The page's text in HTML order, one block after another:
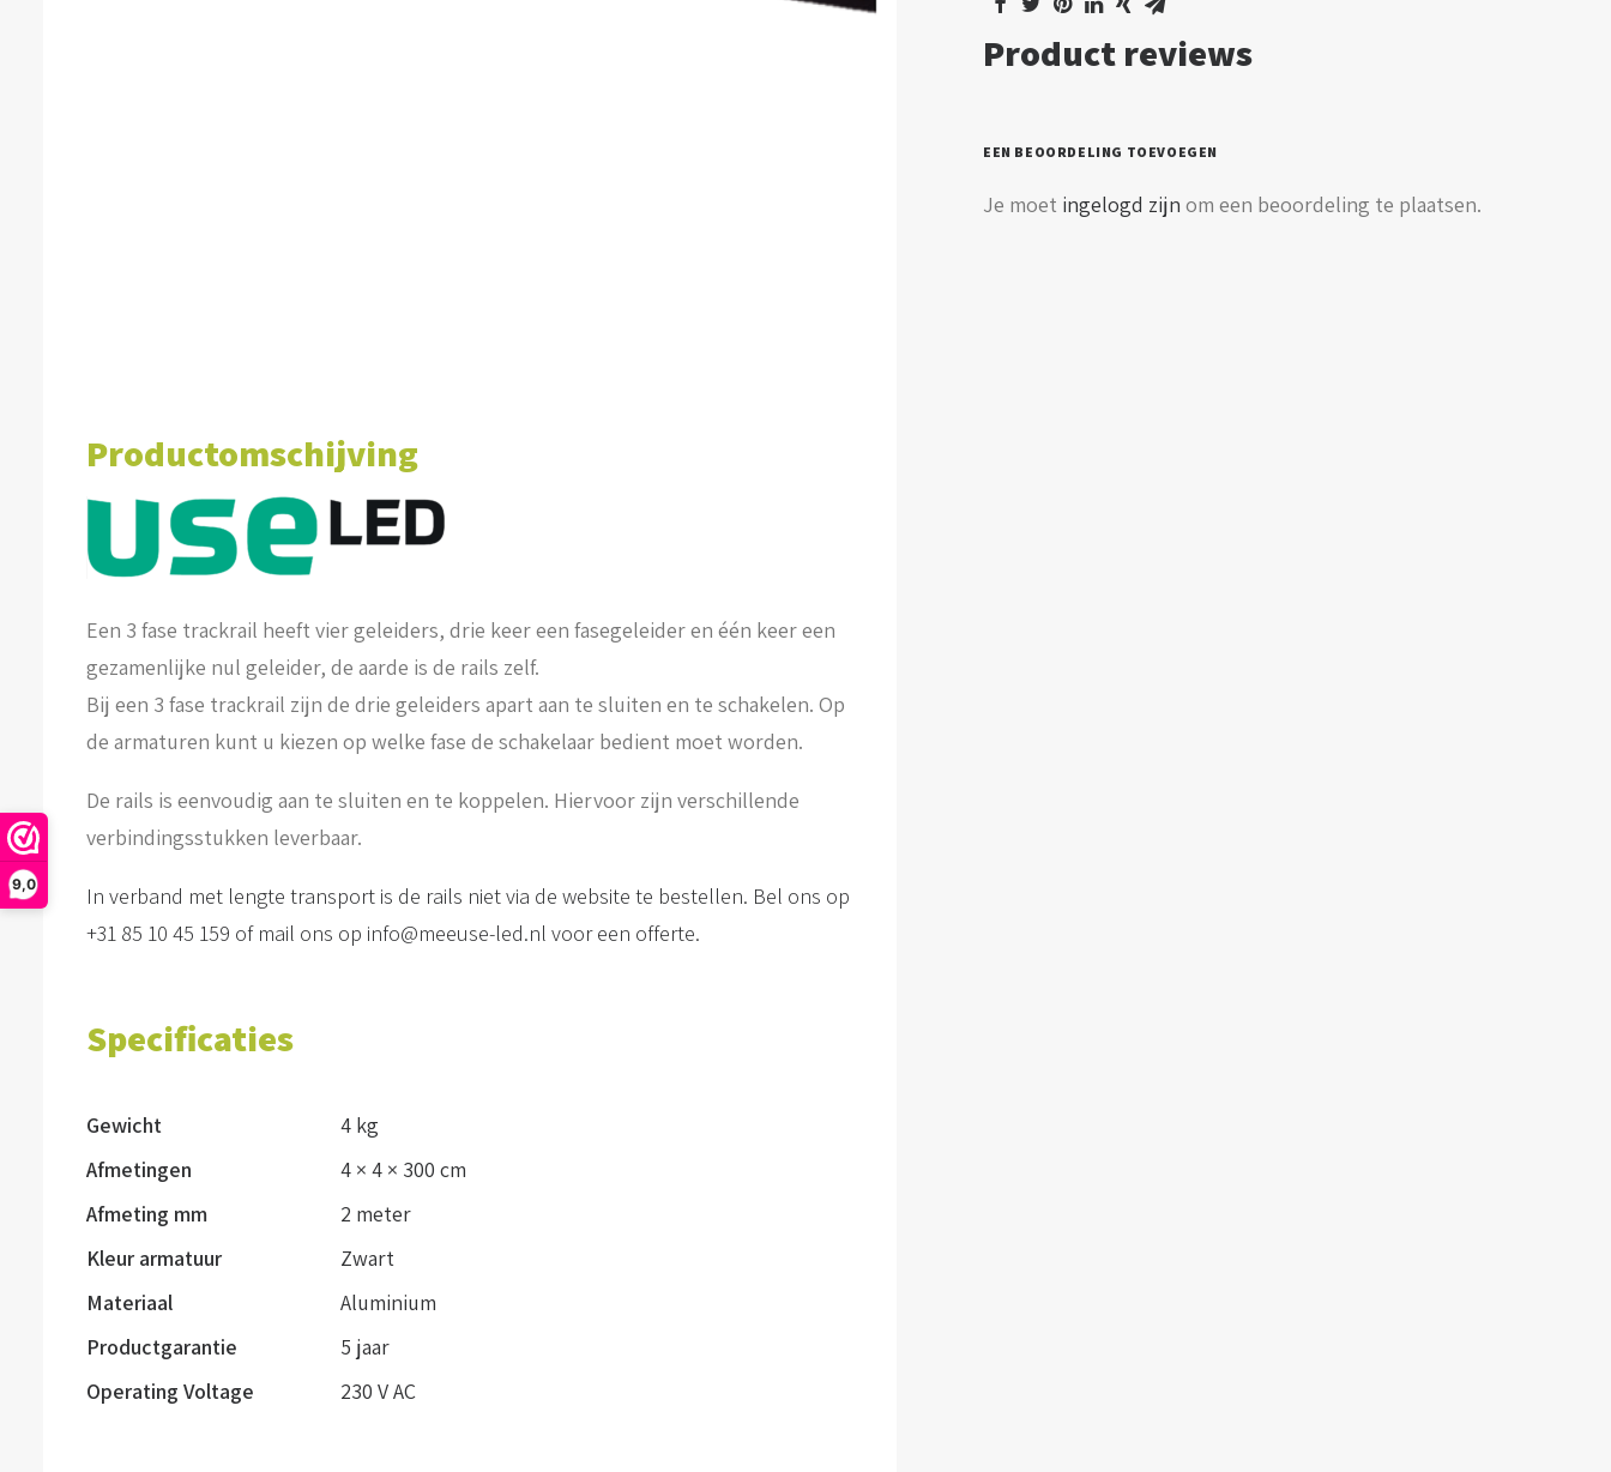
9,0
Productomschijving
Een 3 fase trackrail heeft vier geleiders, drie keer een fasegeleider en één keer een
gezamenlijke nul geleider, de aarde is de rails zelf.
Bij een 3 fase trackrail zijn de drie geleiders apart aan te sluiten en te schakelen. Op
de armaturen kunt u kiezen op welke fase de schakelaar bedient moet worden.
De rails is eenvoudig aan te sluiten en te koppelen. Hiervoor zijn verschillende
verbindingsstukken leverbaar.
In verband met lengte transport is de rails niet via de website te bestellen. Bel ons op
+31 85 10 45 159 of mail ons op info@meeuse-led.nl voor een offerte.
Specificaties
Gewicht
4 kg
Afmetingen
4 × 4 × 300 cm
Afmeting mm
2 meter
Kleur armatuur
Zwart
Materiaal
Aluminium
Productgarantie
5 jaar
Operating Voltage
230 V AC
Product reviews
EEN BEOORDELING TOEVOEGEN
Je moet ingelogd zijn om een beoordeling te plaatsen.